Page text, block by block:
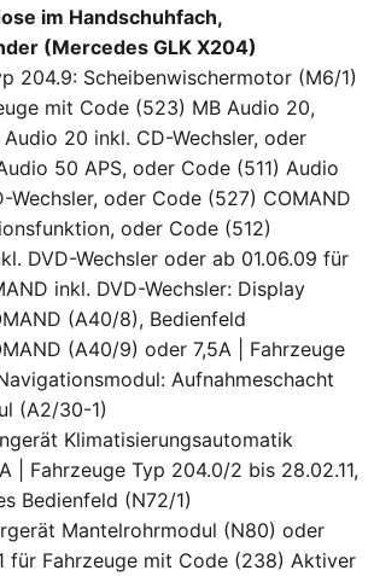
im Handschuhfach,
(Mercedes GLK X204)
204.9: Scheibenwischermotor (M6/1)
mit Code (523) MB Audio 20,
20 inkl. CD-Wechsler, oder
50 APS, oder Code (511) Audio
Wechsler, oder Code (527) COMAND
oder Code (512)
DVD-Wechsler oder ab 01.06.09 für
inkl. DVD-Wechsler: Display
(A40/8), Bedienfeld
(A40/9) oder 7,5A | Fahrzeuge
Aufnahmeschacht
(A2/30-1)
Klimatisierungsautomatik
| Fahrzeuge Typ 204.0/2 bis 28.02.11,
Bedienfeld (N72/1)
Mantelrohrmodul (N80) oder
für Fahrzeuge mit Code (238) Aktiver